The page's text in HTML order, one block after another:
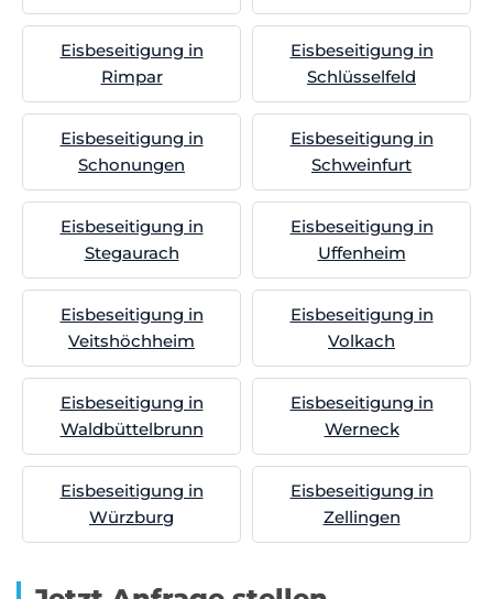
Eisbeseitigung in
Rimpar
Eisbeseitigung in
Schlüsselfeld
Eisbeseitigung in
Schonungen
Eisbeseitigung in
Schweinfurt
Eisbeseitigung in
Stegaurach
Eisbeseitigung in
Uffenheim
Eisbeseitigung in
Veitshöchheim
Eisbeseitigung in
Volkach
Eisbeseitigung in
Waldbüttelbrunn
Eisbeseitigung in
Werneck
Eisbeseitigung in
Würzburg
Eisbeseitigung in
Zellingen